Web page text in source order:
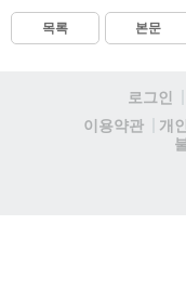
목록 본문
로그인
이용약관
개